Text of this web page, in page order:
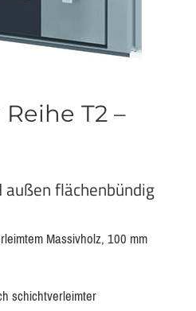
T2 –
flächenbündig
Massivholz, 100 mm
schichtverleimter